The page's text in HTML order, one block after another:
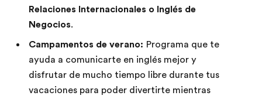
Relaciones Internacionales o Inglés de
Negocios.
Campamentos de verano: Programa que te
ayuda a comunicarte en inglés mejor y
disfrutar de mucho tiempo libre durante tus
vacaciones para poder divertirte mientras